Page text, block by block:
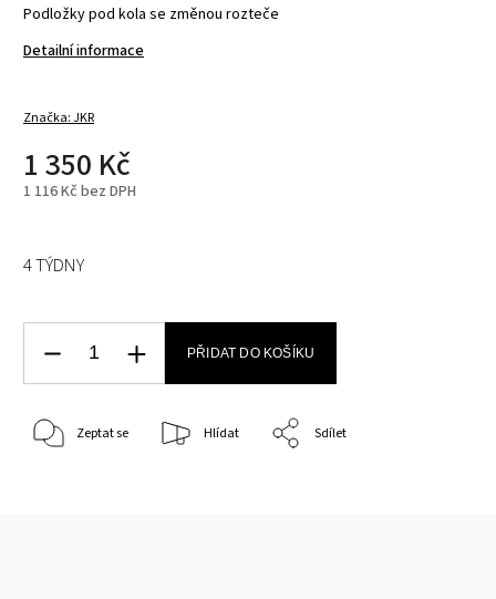
Podložky pod kola se změnou rozteče
Detailní informace
Značka:JKR
1 350 Kč
1 116 Kč bez DPH
4 TÝDNY
PŘIDAT DO KOŠÍKU
Zeptat se Hlídat Sdílet